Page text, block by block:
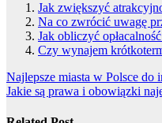
Jak zwiększyć
Na co zwrócić uwagę
Jak obliczyć
Czy wynajem
Nawigacja
wpisu
Najlepsze miasta w Polsce
Jakie są prawa i obowiązki